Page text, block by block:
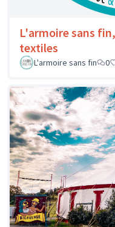
L'armoire sans
textiles
L'armoire sans fin
0